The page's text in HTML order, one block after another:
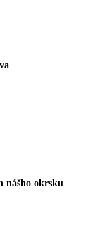
nášho okrsku